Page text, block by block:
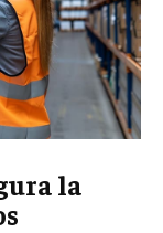
la